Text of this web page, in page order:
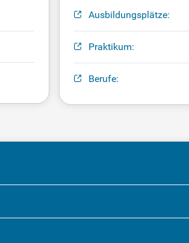
Ausbildungsplätze:
Praktikum:
Berufe: